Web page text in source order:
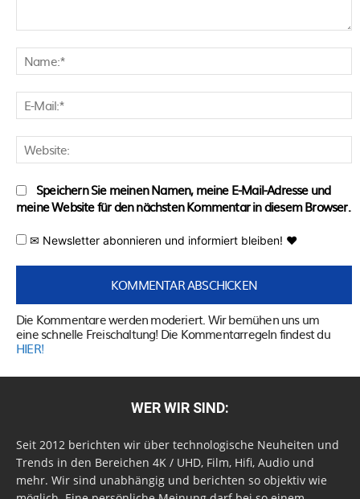
Speichern Sie meinen Namen, meine E-Mail-Adresse und
meine Website für den nächsten Kommentar in diesem Browser.
✉ Newsletter abonnieren und informiert bleiben! ♥
Die Kommentare werden moderiert. Wir bemühen uns um
eine schnelle Freischaltung! Die Kommentarregeln findest du
HIER!
WER WIR SIND:
Seit 2012 berichten wir über technologische Neuheiten und
Trends in den Bereichen 4K / UHD, Film, Hifi, Audio und
mehr. Wir sind unabhängig und berichten so objektiv wie